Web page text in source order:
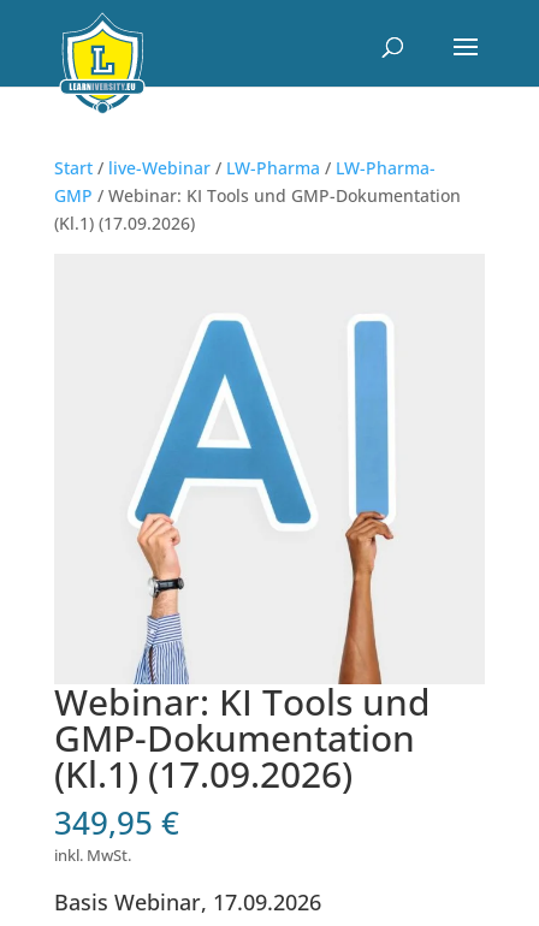
Start/ live-Webinar/ LW-Pharma / LW-Pharma-
GMP / Webinar: KI Tools und GMP-Dokumentation
(Kl.1) (17.09.2026)
Webinar: KI Tools und
GMP-Dokumentation
(Kl.1) (17.09.2026)
349,95 €
inkl. MwSt.
Basis Webinar, 17.09.2026